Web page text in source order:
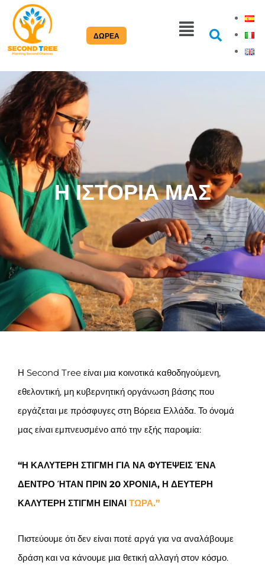
ΔΩΡΕΑ
Η ΙΣΤΟΡΙΑ ΜΑΣ
Η Second Tree είναι μια κοινοτικά καθοδηγούμενη,
εθελοντική, μη κυβερνητική οργάνωση βάσης που
εργάζεται με πρόσφυγες στη Βόρεια Ελλάδα. Το όνομά
μας είναι εμπνευσμένο από την εξής παροιμία:
“Η ΚΑΛΥΤΕΡΗ ΣΤΙΓΜΗ ΓΙΑ ΝΑ ΦΥΤΕΨΕΙΣ ΈΝΑ
ΔΕΝΤΡΟ ΉΤΑΝ ΠΡΙΝ 20 ΧΡΟΝΙΑ, Η ΔΕΥΤΕΡΗ
ΚΑΛΥΤΕΡΗ ΣΤΙΓΜΗ ΕΙΝΑΙ ΤΩΡΑ.”
Πιστεύουμε ότι δεν είναι ποτέ αργά για να αναλάβουμε
δράση και να κάνουμε μια θετική αλλαγή στον κόσμο.